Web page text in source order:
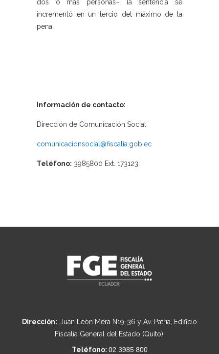
dos o más personas– la sentencia se
incrementó en un tercio del máximo de la
pena.
Información de contacto:
Dirección de Comunicación Social
comunicacionsocial@fiscalia.gob.ec
Teléfono: 3985800 Ext. 173123
Dirección: Juan León Mera N19-36 y Av. Patria, Edificio
Fiscalía General del Estado (Quito).
Teléfono: 02 3985 800